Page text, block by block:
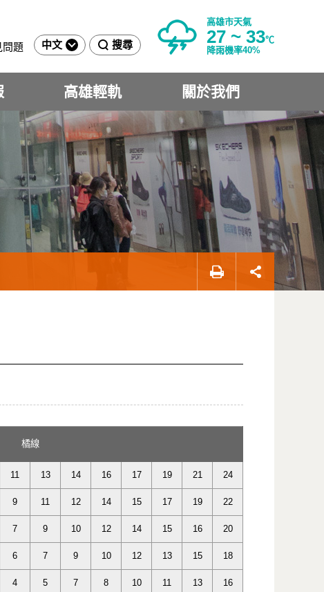
問題 中文 搜尋
高雄市天氣
27 ~ 33℃
降雨機率40%
高雄輕軌 關於我們
橘線
11 13 14 16 17 19 21 24
9 11 12 14 15 17 19 22
7 9 10 12 14 15 16 20
6 7 9 10 12 13 15 18
4 5 7 8 10 11 13 16